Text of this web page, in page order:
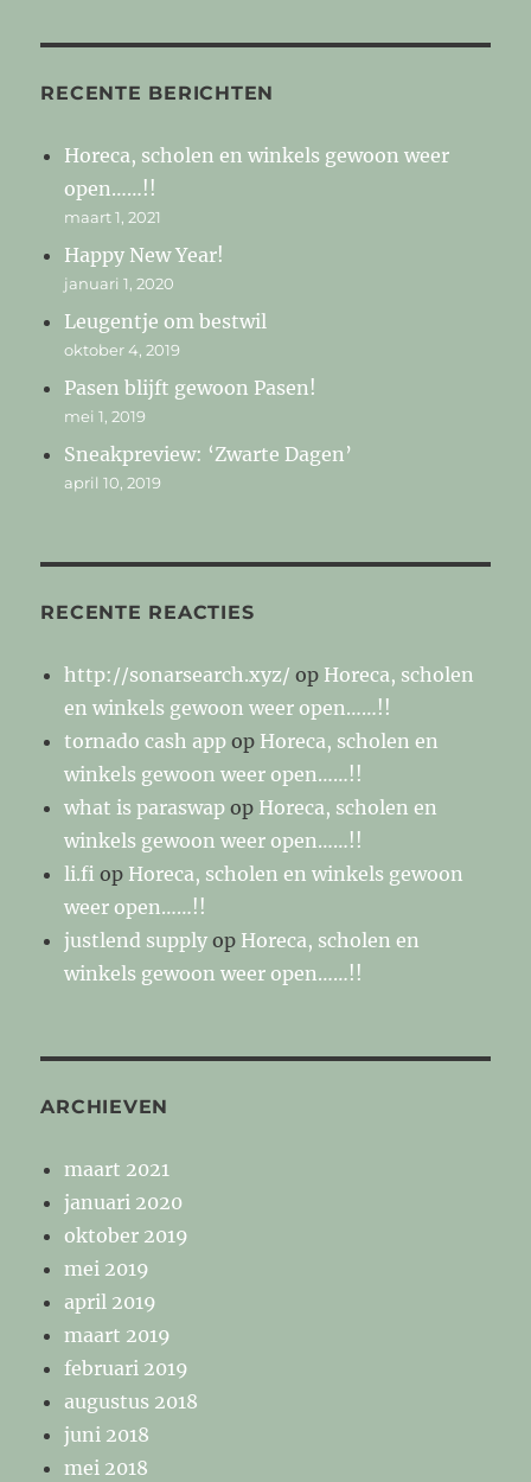
RECENTE BERICHTEN
Horeca, scholen en winkels gewoon weer
open……!!
maart 1, 2021
Happy New Year!
januari 1, 2020
Leugentje om bestwil
oktober 4, 2019
Pasen blijft gewoon Pasen!
mei 1, 2019
Sneakpreview: ‘Zwarte Dagen’
april 10, 2019
RECENTE REACTIES
http://sonarsearch.xyz/ op Horeca, scholen
en winkels gewoon weer open……!!
tornado cash app op Horeca, scholen en
winkels gewoon weer open……!!
what is paraswap op Horeca, scholen en
winkels gewoon weer open……!!
li.fi op Horeca, scholen en winkels gewoon
weer open……!!
justlend supply op Horeca, scholen en
winkels gewoon weer open……!!
ARCHIEVEN
maart 2021
januari 2020
oktober 2019
mei 2019
april 2019
maart 2019
februari 2019
augustus 2018
juni 2018
mei 2018